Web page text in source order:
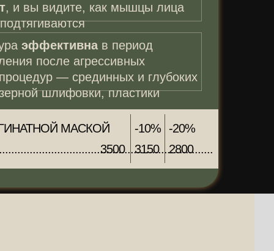
эффективна в период
после агрессивных
— срединных и глубоких
шлифовки, пластики
МАСКОЙ
3500
-10% -20%
3150
2800
, и вы видите, как мышцы лица
подтягиваются